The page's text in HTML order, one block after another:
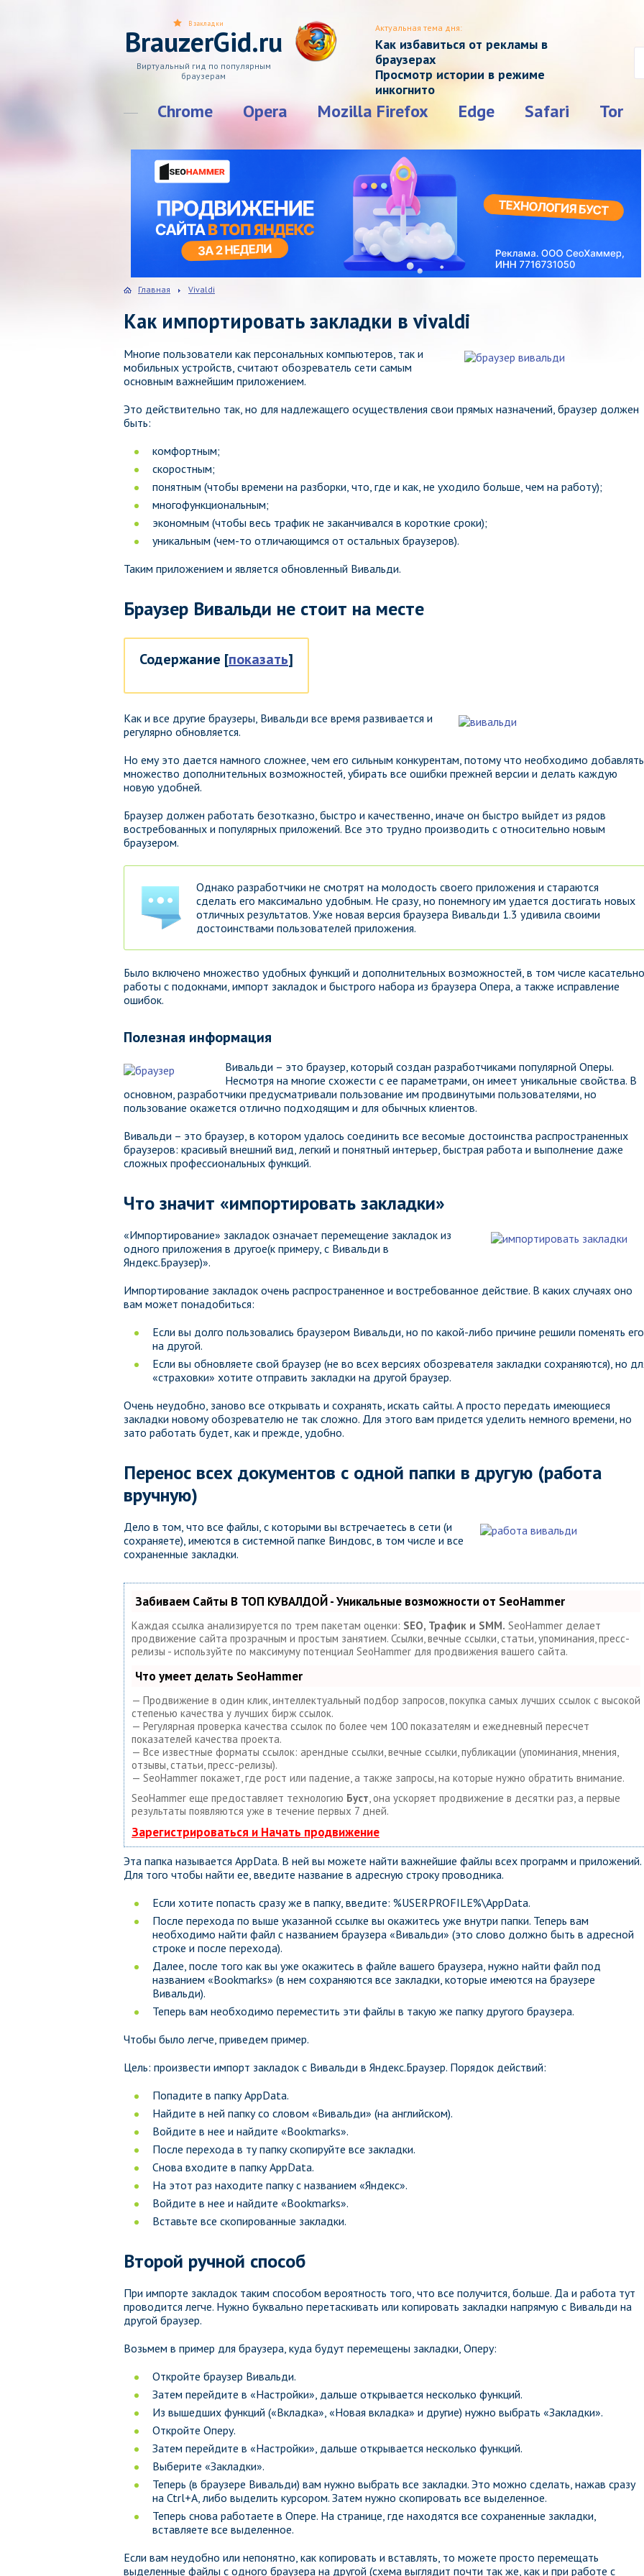
BrauzerGid.ru
Виртуальный гид по популярным
браузерам
Актуальная тема дня:
Как избавиться от рекламы в
браузерах
Просмотр истории в режиме
инкогнито
Chrome Opera Mozilla Firefox Edge Safari Tor
В закладки
Главная Vivaldi
Как импортировать закладки в vivaldi
Многие пользователи как персональных компьютеров, так и
мобильных устройств, считают обозреватель сети самым
основным важнейшим приложением.
Это действительно так, но для надлежащего осуществления свои прямых назначений, браузер должен
быть:
комфортным;
скоростным;
понятным (чтобы времени на разборки, что, где и как, не уходило больше, чем на работу);
многофункциональным;
экономным (чтобы весь трафик не заканчивался в короткие сроки);
уникальным (чем-то отличающимся от остальных браузеров).
Таким приложением и является обновленный Вивальди.
Браузер Вивальди не стоит на месте
Содержание [показать]
Как и все другие браузеры, Вивальди все время развивается и
регулярно обновляется.
Но ему это дается намного сложнее, чем его сильным конкурентам, потому что необходимо добавлять
множество дополнительных возможностей, убирать все ошибки прежней версии и делать каждую
новую удобней.
Браузер должен работать безотказно, быстро и качественно, иначе он быстро выйдет из рядов
востребованных и популярных приложений. Все это трудно производить с относительно новым
браузером.
Однако разработчики не смотрят на молодость своего приложения и стараются
сделать его максимально удобным. Не сразу, но понемногу им удается достигать новых
отличных результатов. Уже новая версия браузера Вивальди 1.3 удивила своими
достоинствами пользователей приложения.
Было включено множество удобных функций и дополнительных возможностей, в том числе касательно
работы с подокнами, импорт закладок и быстрого набора из браузера Опера, а также исправление
ошибок.
Полезная информация
Вивальди – это браузер, который создан разработчиками популярной Оперы.
Несмотря на многие схожести с ее параметрами, он имеет уникальные свойства. В
основном, разработчики предусматривали пользование им продвинутыми пользователями, но
пользование окажется отлично подходящим и для обычных клиентов.
Вивальди – это браузер, в котором удалось соединить все весомые достоинства распространенных
браузеров: красивый внешний вид, легкий и понятный интерьер, быстрая работа и выполнение даже
сложных профессиональных функций.
Что значит «импортировать закладки»
«Импортирование» закладок означает перемещение закладок из
одного приложения в другое(к примеру, с Вивальди в
Яндекс.Браузер)».
Импортирование закладок очень распространенное и востребованное действие. В каких случаях оно
вам может понадобиться:
Если вы долго пользовались браузером Вивальди, но по какой-либо причине решили поменять его
на другой.
Если вы обновляете свой браузер (не во всех версиях обозревателя закладки сохраняются), но
«страховки» хотите отправить закладки на другой браузер.
Очень неудобно, заново все открывать и сохранять, искать сайты. А просто передать имеющиеся
закладки новому обозревателю не так сложно. Для этого вам придется уделить немного времени, но
зато работать будет, как и прежде, удобно.
Перенос всех документов с одной папки в другую (работа
вручную)
Дело в том, что все файлы, с которыми вы встречаетесь в сети (и
сохраняете), имеются в системной папке Виндовс, в том числе и все
сохраненные закладки.
Забиваем Сайты В ТОП КУВАЛДОЙ - Уникальные возможности от SeoHammer
Каждая ссылка анализируется по трем пакетам оценки: SEO, Трафик и SMM. SeoHammer делает
продвижение сайта прозрачным и простым занятием. Ссылки, вечные ссылки, статьи, упоминания, пресс-
релизы - используйте по максимуму потенциал SeoHammer для продвижения вашего сайта.
Что умеет делать SeoHammer
— Продвижение в один клик, интеллектуальный подбор запросов, покупка самых лучших ссылок с высокой
степенью качества у лучших бирж ссылок.
— Регулярная проверка качества ссылок по более чем 100 показателям и ежедневный пересчет
показателей качества проекта.
— Все известные форматы ссылок: арендные ссылки, вечные ссылки, публикации (упоминания, мнения,
отзывы, статьи, пресс-релизы).
— SeoHammer покажет, где рост или падение, а также запросы, на которые нужно обратить внимание.
SeoHammer еще предоставляет технологию Буст , она ускоряет продвижение в десятки раз, а первые
результаты появляются уже в течение первых 7 дней.
Зарегистрироваться и Начать продвижение
Эта папка называется AppData. В ней вы можете найти важнейшие файлы всех программ и приложений.
Для того чтобы найти ее, введите название в адресную строку проводника.
Если хотите попасть сразу же в папку, введите: %USERPROFILE%\AppData.
После перехода по выше указанной ссылке вы окажитесь уже внутри папки. Теперь вам
необходимо найти файл с названием браузера «Вивальди» (это слово должно быть в адресной
строке и после перехода).
Далее, после того как вы уже окажитесь в файле вашего браузера, нужно найти файл под
названием «Bookmarks» (в нем сохраняются все закладки, которые имеются на браузере
Вивальди).
Теперь вам необходимо переместить эти файлы в такую же папку другого браузера.
Чтобы было легче, приведем пример.
Цель: произвести импорт закладок с Вивальди в Яндекс.Браузер. Порядок действий:
Попадите в папку AppData.
Найдите в ней папку со словом «Вивальди» (на английском).
Войдите в нее и найдите «Bookmarks».
После перехода в ту папку скопируйте все закладки.
Снова входите в папку AppData.
На этот раз находите папку с названием «Яндекс».
Войдите в нее и найдите «Bookmarks».
Вставьте все скопированные закладки.
Второй ручной способ
При импорте закладок таким способом вероятность того, что все получится, больше. Да и работа тут
проводится легче. Нужно буквально перетаскивать или копировать закладки напрямую с Вивальди на
другой браузер.
Возьмем в пример для браузера, куда будут перемещены закладки, Оперу:
Откройте браузер Вивальди.
Затем перейдите в «Настройки», дальше открывается несколько функций.
Из вышедших функций («Вкладка», «Новая вкладка» и другие) нужно выбрать «Закладки».
Откройте Оперу.
Затем перейдите в «Настройки», дальше открывается несколько функций.
Выберите «Закладки».
Теперь (в браузере Вивальди) вам нужно выбрать все закладки. Это можно сделать, нажав сразу
на Ctrl+А, либо выделить курсором. Затем нужно скопировать все выделенное.
Теперь снова работаете в Опере. На странице, где находятся все сохраненные закладки,
вставляете все выделенное.
Если вам неудобно или непонятно, как копировать и вставлять, то можете просто перемещать
выделенные файлы с одного браузера на другой (схема выглядит почти так же, как и при работе с